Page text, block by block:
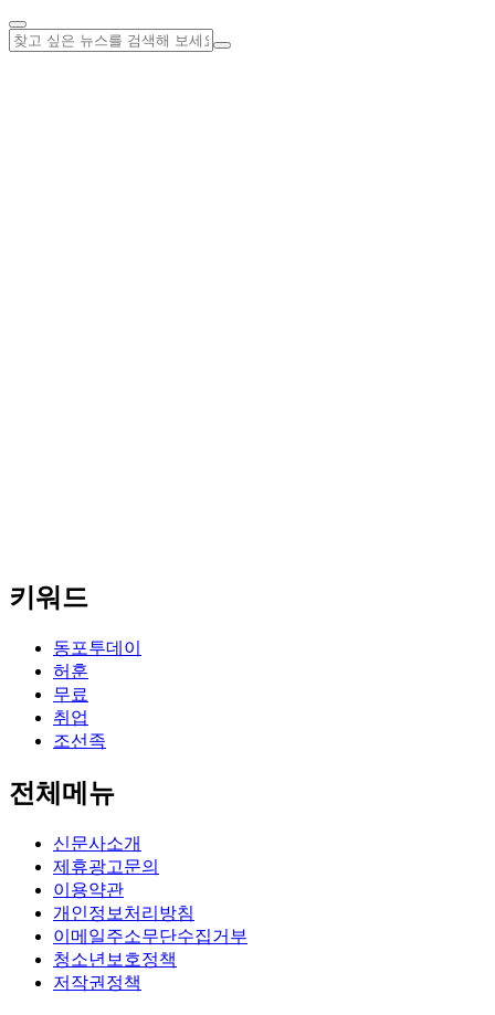
키워드
동포투데이
허훈
무료
취업
조선족
전체메뉴
신문사소개
제휴광고문의
이용약관
개인정보처리방침
이메일주소무단수집거부
청소년보호정책
저작권정책